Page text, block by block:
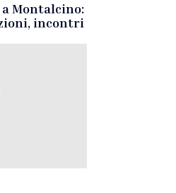
Montalcino:
incontri